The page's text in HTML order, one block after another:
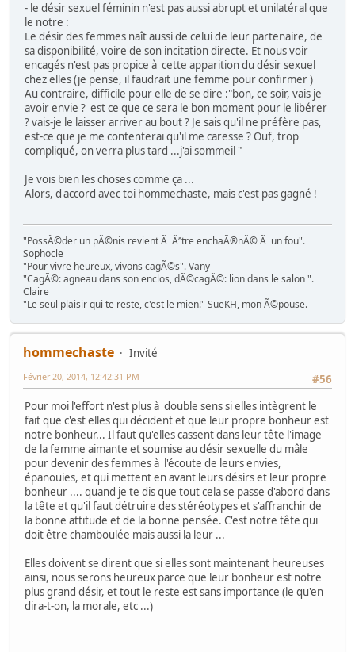
- le désir sexuel féminin n'est pas aussi abrupt et unilatéral que
le notre :
Le désir des femmes naît aussi de celui de leur partenaire, de
sa disponibilité, voire de son incitation directe. Et nous voir
encagés n'est pas propice à cette apparition du désir sexuel
chez elles (je pense, il faudrait une femme pour confirmer )
Au contraire, difficile pour elle de se dire :"bon, ce soir, vais je
avoir envie ? est ce que ce sera le bon moment pour le libérer
? vais-je le laisser arriver au bout ? Je sais qu'il ne préfère pas,
est-ce que je me contenterai qu'il me caresse ? Ouf, trop
compliqué, on verra plus tard ...j'ai sommeil "
Je vois bien les choses comme ça ...
Alors, d'accord avec toi hommechaste, mais c'est pas gagné !
"PossÃ©der un pÃ©nis revient Ã Ãªtre enchaÃ®nÃ© Ã un fou".
Sophocle
"Pour vivre heureux, vivons cagÃ©s". Vany
"CagÃ©: agneau dans son enclos, dÃ©cagÃ©: lion dans le salon ".
Claire
"Le seul plaisir qui te reste, c'est le mien!" SueKH, mon Ã©pouse.
hommechaste
Invité
#56
Février 20, 2014, 12:42:31 PM
Pour moi l'effort n'est plus à double sens si elles intègrent le
fait que c'est elles qui décident et que leur propre bonheur est
notre bonheur... Il faut qu'elles cassent dans leur tête l'image
de la femme aimante et soumise au désir sexuelle du mâle
pour devenir des femmes à l'écoute de leurs envies,
épanouies, et qui mettent en avant leurs désirs et leur propre
bonheur .... quand je te dis que tout cela se passe d'abord dans
la tête et qu'il faut détruire des stéréotypes et s'affranchir de
la bonne attitude et de la bonne pensée. C'est notre tête qui
doit être chamboulée mais aussi la leur ...
Elles doivent se dirent que si elles sont maintenant heureuses
ainsi, nous serons heureux parce que leur bonheur est notre
plus grand désir, et tout le reste est sans importance (le qu'en
dira-t-on, la morale, etc ...)